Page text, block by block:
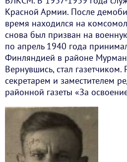
Красной Армии. После
время находился на
снова был призван на
по апрель 1940 года
Финляндией в районе
Вернувшись, стал газетчиком.
секретарем и заместителем
районной газеты «За